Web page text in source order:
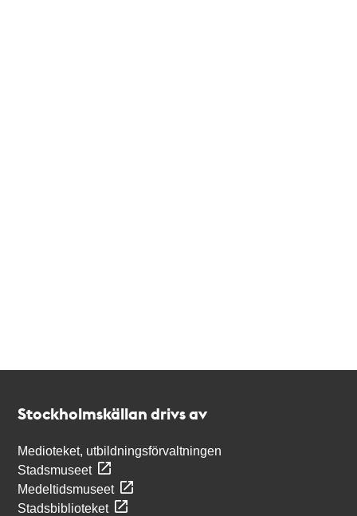
Stockholmskällan drivs av
Medioteket, utbildningsförvaltningen
Stadsmuseet
Medeltidsmuseet
Stadsbiblioteket